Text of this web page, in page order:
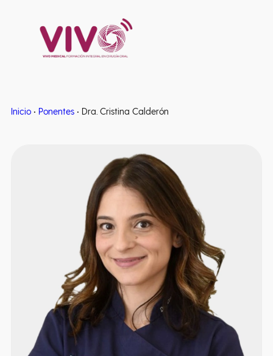
Inicio • Ponentes • Dra. Cristina Calderón